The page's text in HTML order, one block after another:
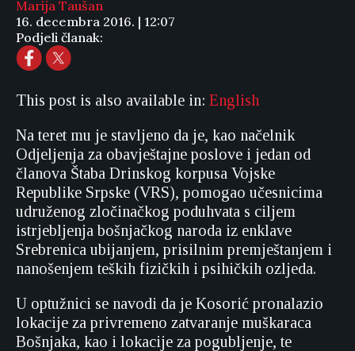
Marija Taušan
16. decembra 2016. | 12:07
Podjeli članak:
This post is also available in: English
Na teret mu je stavljeno da je, kao načelnik
Odjeljenja za obavještajne poslove i jedan od
članova Štaba Drinskog korpusa Vojske
Republike Srpske (VRS), pomogao učesnicima
udruženog zločinačkog poduhvata s ciljem
istrjebljenja bošnjačkog naroda iz enklave
Srebrenica ubijanjem, prisilnim premještanjem i
nanošenjem teških fizičkih i psihičkih ozljeda.
U optužnici se navodi da je Kosorić pronalazio
lokacije za privremeno zatvaranje muškaraca
Bošnjaka, kao i lokacije za pogubljenje, te